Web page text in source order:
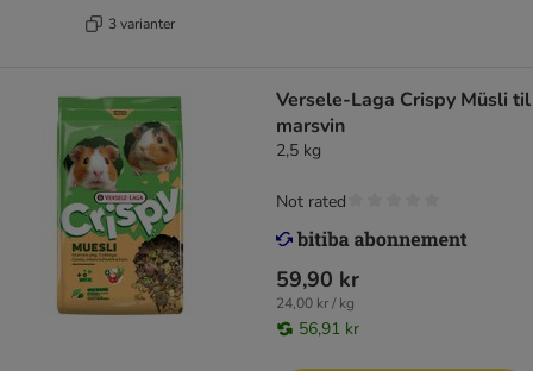
3 varianter
Versele-Laga Crispy Müsli til
marsvin
2,5 kg
59,90 kr
24,00 kr / kg
56,91 kr
Not rated